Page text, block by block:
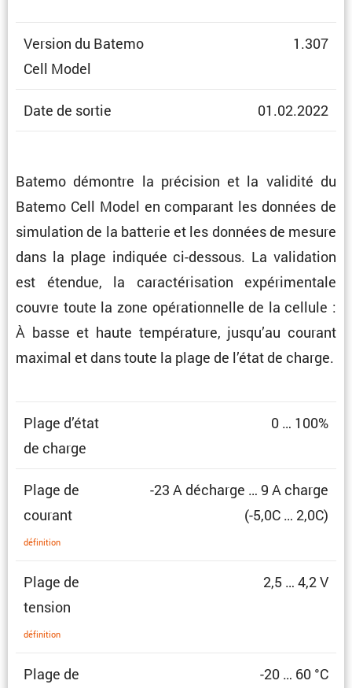
Version du Batemo
Cell Model
1.307
Date de sortie 01.02.2022
Batemo démontre la préci­sion et la validité du
Batemo Cell Model en compa­rant les données de
simula­tion de la batterie et les données de mesure
dans la plage indiquée ci-dessous. La valida­tion
est étendue, la carac­té­ri­sa­tion expéri­men­tale
couvre toute la zone opéra­tion­nelle de la cellule :
À basse et haute tempé­ra­ture, jusqu’au courant
maximal et dans toute la plage de l’état de charge.
Plage d’état
de charge
0 … 100%
Plage de
courant
défini­tion
-23 A décharge … 9 A charge
(-5,0C … 2,0C)
Plage de
tension
défini­tion
2,5 … 4,2 V
Plage de
-20 … 60 °C